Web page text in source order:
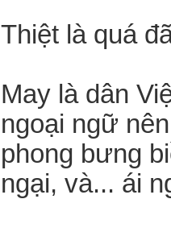
Thiệt là quá
May là dân
ngoại ngữ
phong bưng
ngại, và... ái